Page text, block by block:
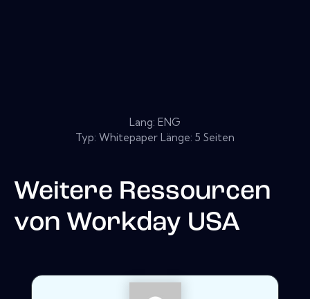
Lang: ENG
Typ: Whitepaper Länge: 5 Seiten
Weitere Ressourcen
von Workday USA